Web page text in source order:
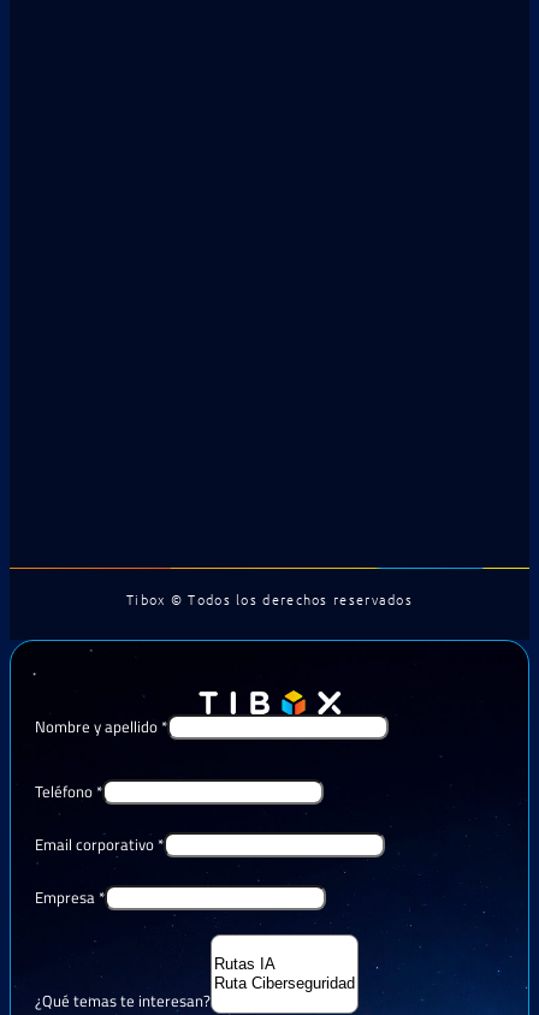
Tibox © Todos los derechos reservados
Nombre y apellido *
Teléfono *
Email corporativo *
Empresa *
¿Qué temas te interesan?